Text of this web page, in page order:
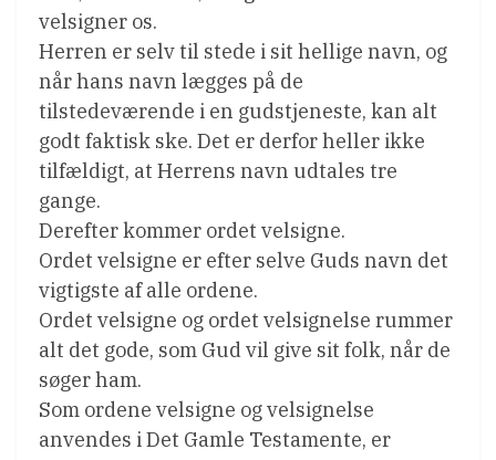
velsigner os.
Herren er selv til stede i sit hellige navn, og
når hans navn lægges på de
tilstedeværende i en gudstjeneste, kan alt
godt faktisk ske. Det er derfor heller ikke
tilfældigt, at Herrens navn udtales tre
gange.
Derefter kommer ordet velsigne.
Ordet velsigne er efter selve Guds navn det
vigtigste af alle ordene.
Ordet velsigne og ordet velsignelse rummer
alt det gode, som Gud vil give sit folk, når de
søger ham.
Som ordene velsigne og velsignelse
anvendes i Det Gamle Testamente, er